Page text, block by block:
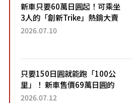
新車只要60萬日圓起！可乘坐
3人的「創新Trike」熱銷大賣
成為人氣車款！「養車成本真
2026.07.10
只要150日圓就能跑「100公
里」！ 新車售價69萬日圓的
「3人座」Trike大受歡迎！ 順
2026.07.12